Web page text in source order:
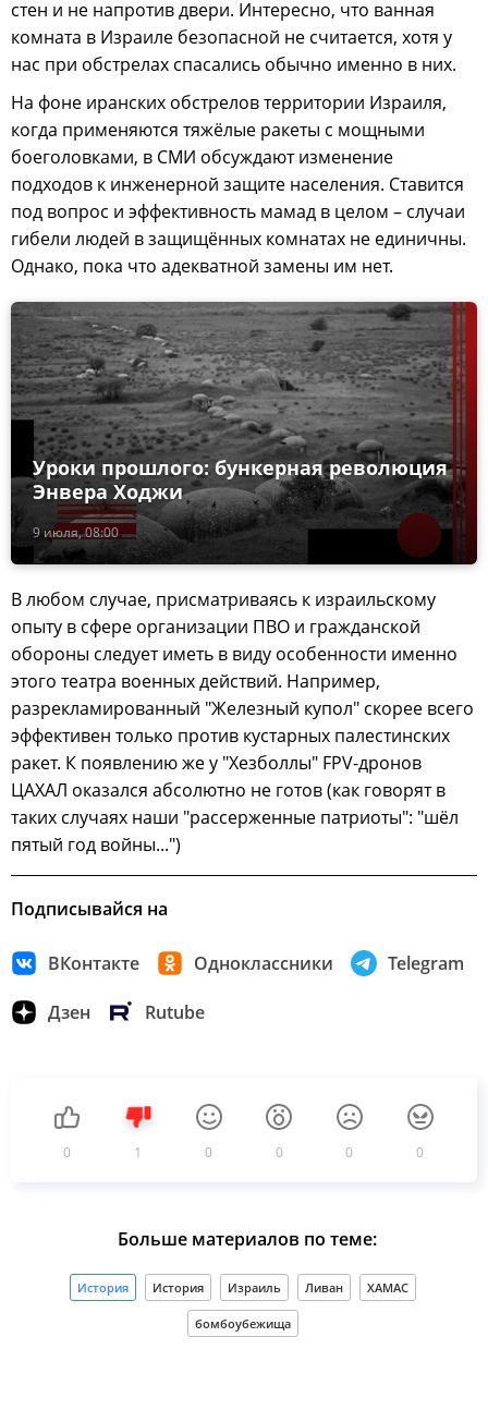
стен и не напротив двери. Интересно, что ванная
комната в Израиле безопасной не считается, хотя у
нас при обстрелах спасались обычно именно в них.
На фоне иранских обстрелов территории Израиля,
когда применяются тяжёлые ракеты с мощными
боеголовками, в СМИ обсуждают изменение
подходов к инженерной защите населения. Ставится
под вопрос и эффективность мамад в целом – случаи
гибели людей в защищённых комнатах не единичны.
Однако, пока что адекватной замены им нет.
9 июля, 08:00
Уроки прошлого: бункерная революция
Энвера Ходжи
В любом случае, присматриваясь к израильскому
опыту в сфере организации ПВО и гражданской
обороны следует иметь в виду особенности именно
этого театра военных действий. Например,
разрекламированный "Железный купол" скорее всего
эффективен только против кустарных палестинских
ракет. К появлению же у "Хезболлы" FPV-дронов
ЦАХАЛ оказался абсолютно не готов (как говорят в
таких случаях наши "рассерженные патриоты": "шёл
пятый год войны...")
Подписывайся на
ВКонтакте Одноклассники Telegram
Дзен Rutube
0 1 0 0 0 0
Больше материалов по теме:
История История Израиль Ливан ХАМАС
бомбоубежища